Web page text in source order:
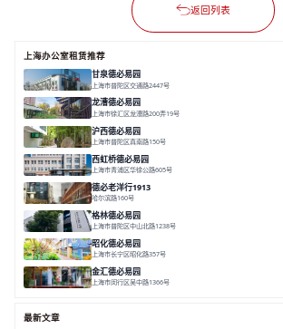
返回列表
上海办公室租赁推荐
甘泉德必易园
上海市普陀区交通路2447号
龙漕德必易园
上海市徐汇区龙漕路200弄19号
沪西德必易园
上海市普陀区真南路150号
西虹桥德必易园
上海市青浦区华徐公路605号
德必老洋行1913
哈尔滨路160号
格林德必易园
上海市普陀区中山北路1238号
昭化德必易园
上海市长宁区昭化路357号
金汇德必易园
上海市闵行区吴中路1366号
最新文章